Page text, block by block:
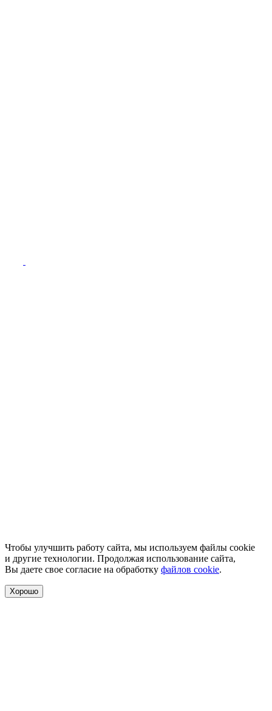
Чтобы улучшить работу сайта, мы используем файлы cookie
и другие технологии. Продолжая использование сайта,
Вы даете свое согласие на обработку файлов cookie.
Хорошо